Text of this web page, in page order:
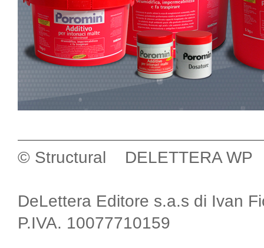
© Structural DELETTERA WP
DeLettera Editore s.a.s di Ivan
P.IVA. 10077710159